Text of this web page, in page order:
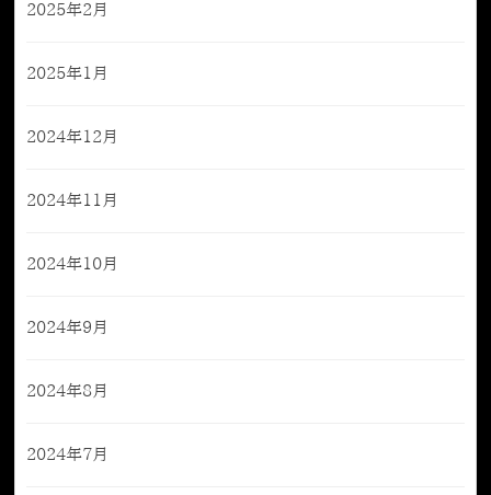
2025年2月
2025年1月
2024年12月
2024年11月
2024年10月
2024年9月
2024年8月
2024年7月